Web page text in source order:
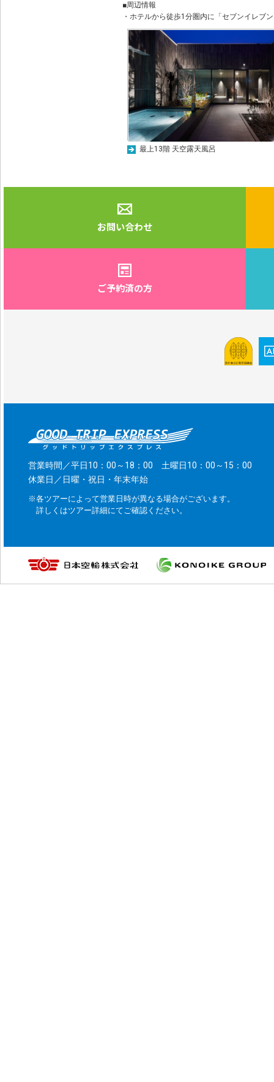
■周辺情報
・ホテルから徒歩1分圏内に「セブンイレブ
最上13階 天空露天風呂
お問い合わせ
ご予約済の方
営業時間／平日10：00～18：00 土曜日10：00～15：00
休業日／日曜・祝日・年末年始
※各ツアーによって営業日時が異なる場合がございます。
詳しくはツアー詳細にてご確認ください。